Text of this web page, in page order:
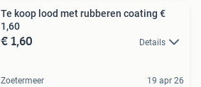
Te koop lood met rubberen coating €
1,60
€ 1,60 Details
Zoetermeer 19 apr 26